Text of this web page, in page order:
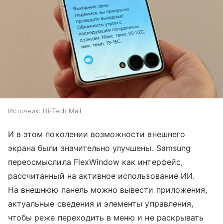
Источник: Hi-Tech Mail
И в этом поколении возможности внешнего
экрана были значительно улучшены. Samsung
переосмыслила FlexWindow как интерфейс,
рассчитанный на активное использование ИИ.
На внешнюю панель можно вывести приложения,
актуальные сведения и элементы управления,
чтобы реже переходить в меню и не раскрывать